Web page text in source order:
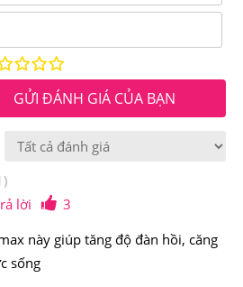
hỗ trợ làm giảm cơn đau,
khớp, tạo độ cứng cáp cho
Tuyệt vời!
Rất tốt
Trung bình
Fair
GỬI ĐÁNH GIÁ CỦA BẠN
lời
3
này giúp tăng độ đàn hồi, căng
sống